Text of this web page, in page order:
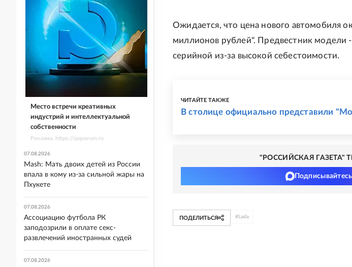
Ожидается, что цена нового автомобиля
миллионов рублей". Предвестник модели -
серийной из-за высокой себестоимости.
ЧИТАЙТЕ ТАКЖЕ
В столице официально представили
"РОССИЙСКАЯ ГАЗЕТА"
ПОДЕЛИТЬСЯ # Lada
Место встречи креативных
индустрий и интеллектуальной
собственности
Реклама. https://ipquorum.ru
07.08.2026
Mash: Мать двоих детей из России
впала в кому из-за сильной жары на
Пхукете
07.08.2026
Ассоциацию футбола РК
заподозрили в оплате секс-
развлечений иностранных судей
07.08.2026